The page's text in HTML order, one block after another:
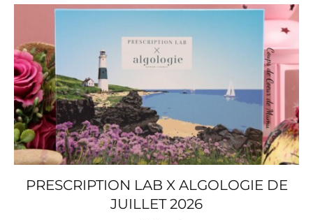
PRESCRIPTION LAB X ALGOLOGIE DE
JUILLET 2026